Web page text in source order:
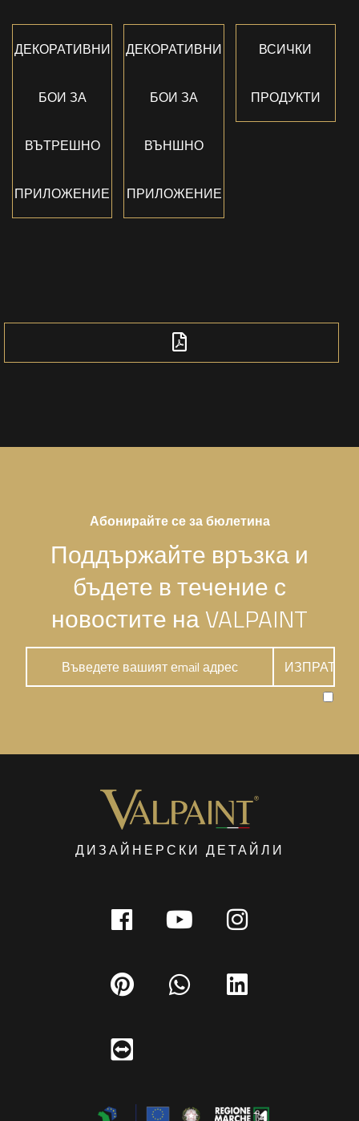
ДЕКОРАТИВНИ
БОИ ЗА
ВЪТРЕШНО
ПРИЛОЖЕНИЕ
ДЕКОРАТИВНИ
БОИ ЗА
ВЪНШНО
ПРИЛОЖЕНИЕ
ВСИЧКИ
ПРОДУКТИ
Абонирайте се за бюлетина
Поддържайте връзка и
бъдете в течение с
новостите на VALPAINT
ДИЗАЙНЕРСКИ ДЕТАЙЛИ